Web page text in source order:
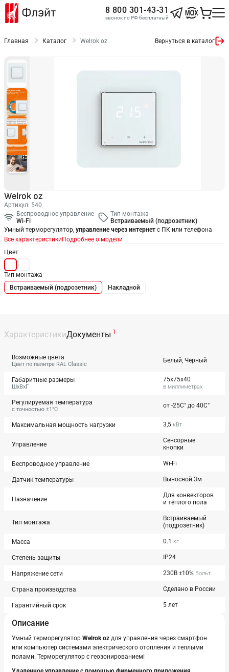
Флэйт 8 800 301-43-31
звонок по РФ бесплатный
Главная Каталог Welrok oz Вернуться в каталог
Welrok oz
Артикул: 540
Беспроводное управление
Wi-Fi
Тип монтажа
Встраиваемый (подрозетник)
Умный терморегулятор, управление через интернет с ПК или телефона
Все характеристики Подробнее о модели
Цвет
Тип монтажа
Встраиваемый (подрозетник)
Накладной
Описание
Умный терморегулятор Welrok oz для управления через смартфон
или компьютер системами электрического отопления и теплыми
полами. Терморегулятор с геозонированием!
ХарактеристикиДокументы 1
Возможные цвета
Цвет по палитре RAL Classic
Белый, Черный
Габаритные размеры
ШхВхГ
75x75x40
в миллиметрах
Регулируемая температура
с точностью ±1°С
от -25С° до 40С°
Максимальная мощность нагрузки 3,5 кВт
Управление
Сенсорные
кнопки
Беспроводное управление Wi-Fi
Датчик температуры Выносной 3м
Назначение
Для конвекторов
и тёплого пола
Тип монтажа
Встраиваемый
(подрозетник)
Масса 0.1 кг
Степень защиты IP24
Напряжение сети 230В ±10% Вольт
Страна производства Сделано в России
Гарантийный срок 5 лет
Инструкция